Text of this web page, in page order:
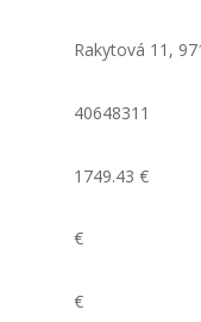
Rakytová 11,
40648311
1749.43 €
€
€